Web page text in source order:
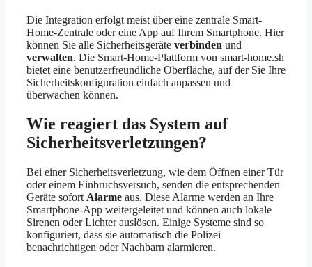
Die Integration erfolgt meist über eine zentrale Smart-
Home-Zentrale oder eine App auf Ihrem Smartphone. Hier
können Sie alle Sicherheitsgeräte verbinden und
verwalten. Die Smart-Home-Plattform von smart-home.sh
bietet eine benutzerfreundliche Oberfläche, auf der Sie Ihre
Sicherheitskonfiguration einfach anpassen und
überwachen können.
Wie reagiert das System auf
Sicherheitsverletzungen?
Bei einer Sicherheitsverletzung, wie dem Öffnen einer Tür
oder einem Einbruchsversuch, senden die entsprechenden
Geräte sofort Alarme aus. Diese Alarme werden an Ihre
Smartphone-App weitergeleitet und können auch lokale
Sirenen oder Lichter auslösen. Einige Systeme sind so
konfiguriert, dass sie automatisch die Polizei
benachrichtigen oder Nachbarn alarmieren.